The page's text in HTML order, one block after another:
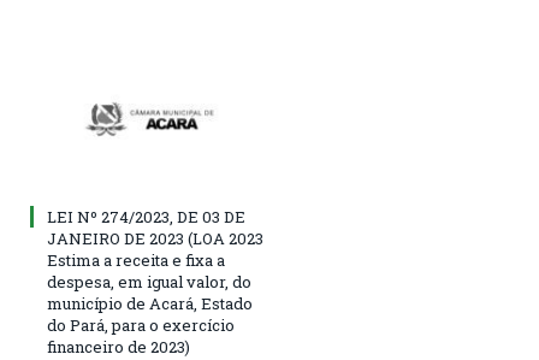
LEI Nº 274/2023, DE 03 DE
JANEIRO DE 2023 (LOA 2023
Estima a receita e fixa a
despesa, em igual valor, do
município de Acará, Estado
do Pará, para o exercício
financeiro de 2023)